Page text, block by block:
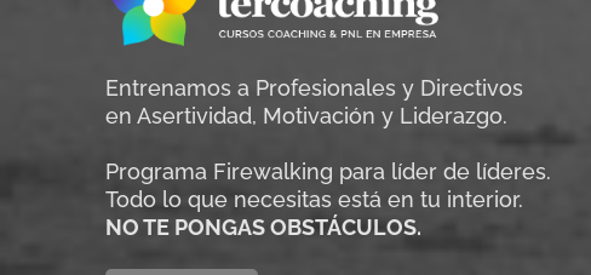
Entrenamos a Profesionales y Directivos
en Asertividad, Motivación y Liderazgo.
Programa Firewalking para líder de líderes.
Todo lo que necesitas está en tu interior.
NO TE PONGAS OBSTÁCULOS.